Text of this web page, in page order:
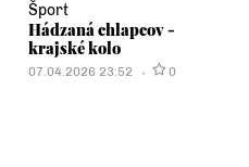
Šport
Hádzaná chlapcov -
krajské kolo
07.04.2026 23:52 0